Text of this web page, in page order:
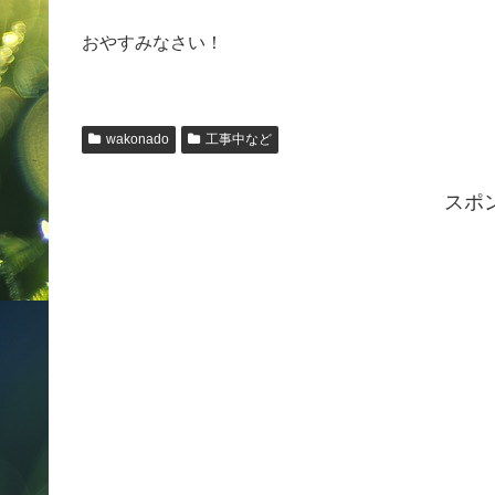
おやすみなさい！
wakonado 工事中など
スポ